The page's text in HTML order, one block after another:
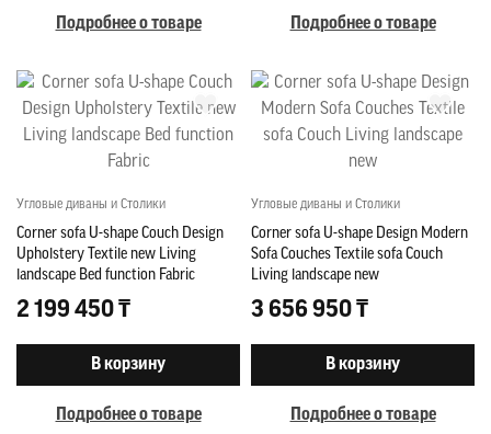
Подробнее о товаре Подробнее о товаре
Угловые диваны и Столики
Corner sofa U-shape Couch Design
Upholstery Textile new Living
landscape Bed function Fabric
2 199 450 ₸
В корзину
Подробнее о товаре
Угловые диваны и Столики
Corner sofa U-shape Design Modern
Sofa Couches Textile sofa Couch
Living landscape new
3 656 950 ₸
В корзину
Подробнее о товаре